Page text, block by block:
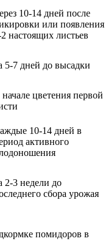
10-14 дней после
или появления
настоящих листьев
5-7 дней до высадки
цветения первой
10-14 дней в
активного
2-3 недели до
сбора урожая
помидоров в